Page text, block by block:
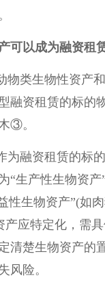
以成为融资租
类生物性资产和
融资租赁的标的
③。
融资租赁的标的
“生产性生物资产
性生物资产”(如
产应特定化，需
清楚生物资产的
风险。